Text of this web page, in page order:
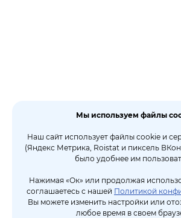
Мы используем файлы
Наш сайт использует файлы cookie и
(Яндекс Метрика, Roistat и пиксель
было удобнее им
Нажимая «Ок» или продолжая
соглашаетесь с нашей Политикой
Вы можете изменить настройки или
любое время в своем